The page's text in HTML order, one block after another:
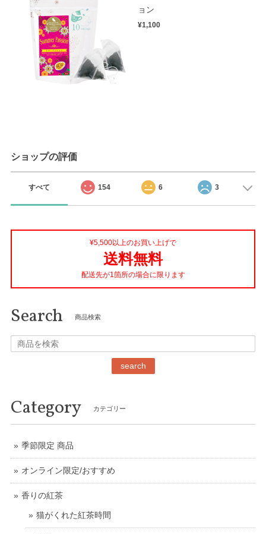
ョン
¥1,100
ショップの評価
すべて 154 6 3
¥5,500以上のお買い上げで
送料無料
配送先が1箇所の場合に限ります
Search 商品検索
search
Category カテゴリー
季節限定 商品
オンライン限定/おすすめ
香りの紅茶
猫がくれた紅茶時間